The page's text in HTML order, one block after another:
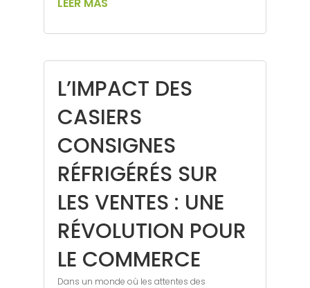
LEER MÁS
L’IMPACT DES
CASIERS
CONSIGNES
RÉFRIGÉRÉS SUR
LES VENTES : UNE
RÉVOLUTION POUR
LE COMMERCE
Dans un monde où les attentes des